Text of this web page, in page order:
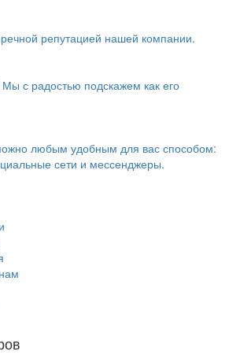
репутацией нашей компании.
с радостью подскажем как его
любым удобным для вас способом:
сети и мессенджеры.